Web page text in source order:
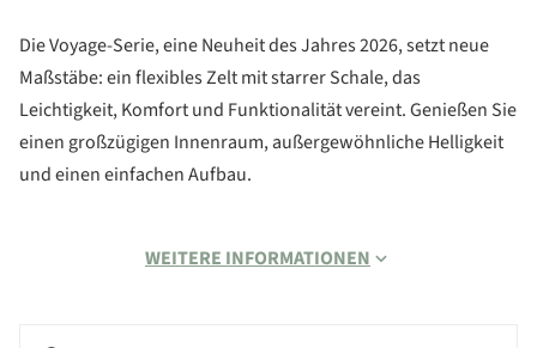
Die Voyage-Serie, eine Neuheit des Jahres 2026, setzt neue
Maßstäbe: ein flexibles Zelt mit starrer Schale, das
Leichtigkeit, Komfort und Funktionalität vereint. Genießen Sie
einen großzügigen Innenraum, außergewöhnliche Helligkeit
und einen einfachen Aufbau.
WEITERE INFORMATIONEN